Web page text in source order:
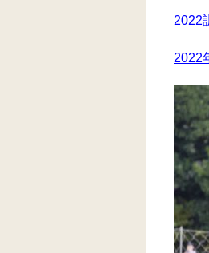
2022
2022